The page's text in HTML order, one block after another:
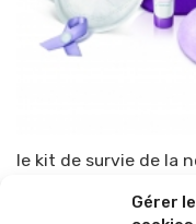
Gérer
le kit de survie de la